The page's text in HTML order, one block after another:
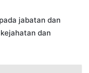
jabatan dan
dan